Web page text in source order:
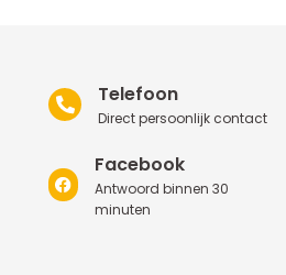
Telefoon
Direct persoonlijk contact
Facebook
Antwoord binnen 30
minuten